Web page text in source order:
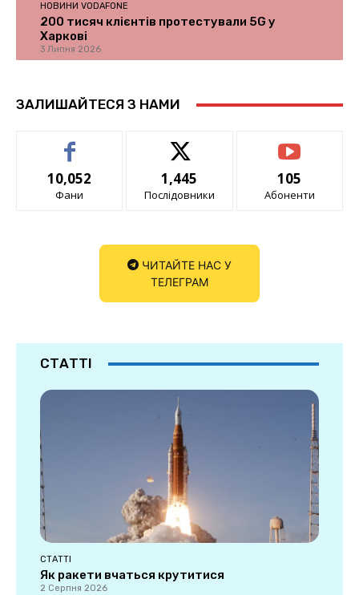
НОВИНИ VODAFONE
200 тисяч клієнтів протестували 5G у
Харкові
3 Липня 2026
ЗАЛИШАЙТЕСЯ З НАМИ
10,052
Фани
1,445
Послідовники
105
Абоненти
ЧИТАЙТЕ НАС У
ТЕЛЕГРАМ
СТАТТІ
СТАТТІ
Як ракети вчаться крутитися
2 Серпня 2026